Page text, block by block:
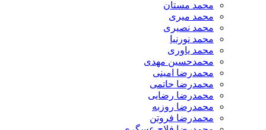
محمد مستان
محمد میری
محمد نصیری
محمد نورنیا
محمد یاوری
محمدحسین مهدی
محمدرضا امینی
محمدرضا حاتمی
محمدرضا رضایی
محمدرضا روزبه
محمدرضا فروتن